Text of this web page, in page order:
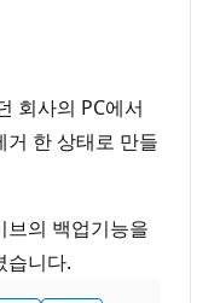
회사의 PC에서
거 한 상태로 만들
브의 백업기능을
습니다.